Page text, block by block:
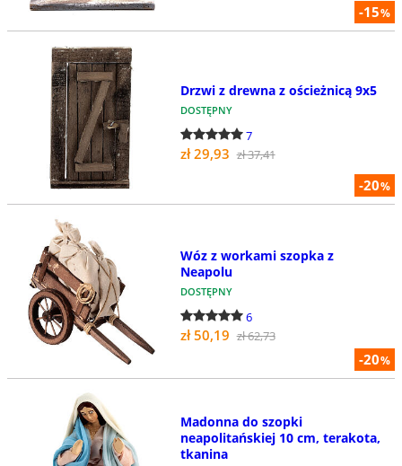
-15%
-20%
Drzwi z drewna z ościeżnicą 9x5
DOSTĘPNY
7
zł 29,93 zł 37,41
-20%
Wóz z workami szopka z
Neapolu
DOSTĘPNY
6
zł 50,19 zł 62,73
Madonna do szopki
neapolitańskiej 10 cm, terakota,
tkanina